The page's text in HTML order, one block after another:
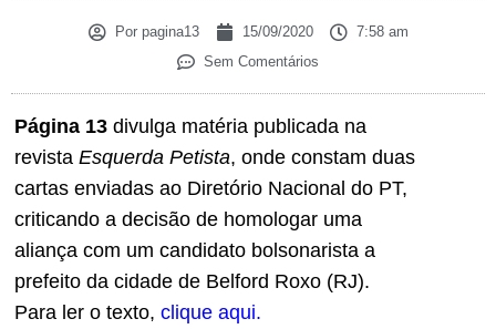
Porpagina13 15/09/2020
7:58 am
Sem Comentários
Página 13 divulga matéria publicada na
revista Esquerda Petista, onde constam duas
cartas enviadas ao Diretório Nacional do PT,
criticando a decisão de homologar uma
aliança com um candidato bolsonarista a
prefeito da cidade de Belford Roxo (RJ).
Para ler o texto, clique aqui.